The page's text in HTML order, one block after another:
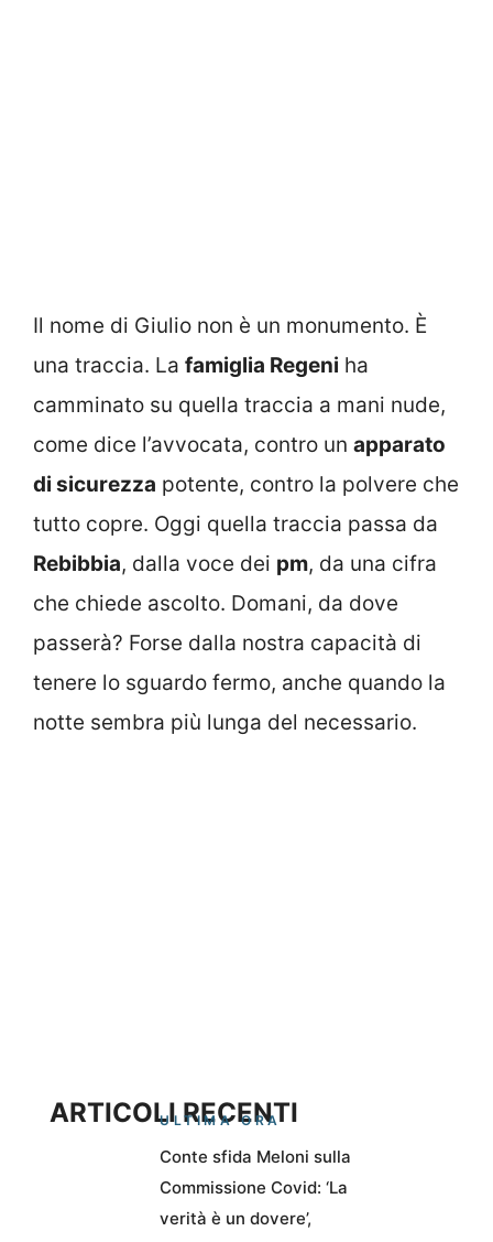
Il nome di Giulio non è un monumento. È
una traccia. La famiglia Regeni ha
camminato su quella traccia a mani nude,
come dice l’avvocata, contro un apparato
di sicurezza potente, contro la polvere che
tutto copre. Oggi quella traccia passa da
Rebibbia, dalla voce dei pm, da una cifra
che chiede ascolto. Domani, da dove
passerà? Forse dalla nostra capacità di
tenere lo sguardo fermo, anche quando la
notte sembra più lunga del necessario.
ARTICOLI RECENTI
ULTIMA ORA
Conte sfida Meloni sulla
Commissione Covid: ‘La
verità è un dovere’,